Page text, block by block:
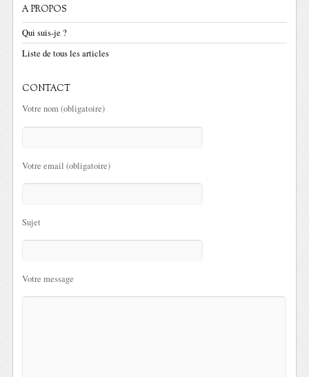
A PROPOS
Qui suis-je ?
Liste de tous les articles
CONTACT
Votre nom (obligatoire)
Votre email (obligatoire)
Sujet
Votre message